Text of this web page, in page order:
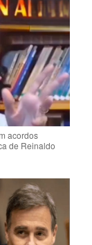
acordos
de Reinaldo